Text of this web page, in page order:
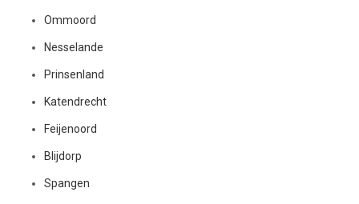
Ommoord
Nesselande
Prinsenland
Katendrecht
Feijenoord
Blijdorp
Spangen